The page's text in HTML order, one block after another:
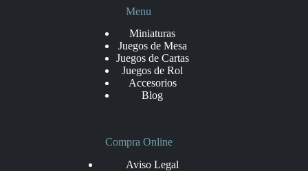
Menu
Miniaturas
Juegos de Mesa
Juegos de Cartas
Juegos de Rol
Accesorios
Blog
Compra Online
Aviso Legal